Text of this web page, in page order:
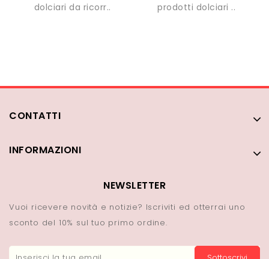
dolciari da ricorr..
prodotti dolciari ..
CONTATTI
INFORMAZIONI
NEWSLETTER
Vuoi ricevere novità e notizie? Iscriviti ed otterrai uno
sconto del 10% sul tuo primo ordine.